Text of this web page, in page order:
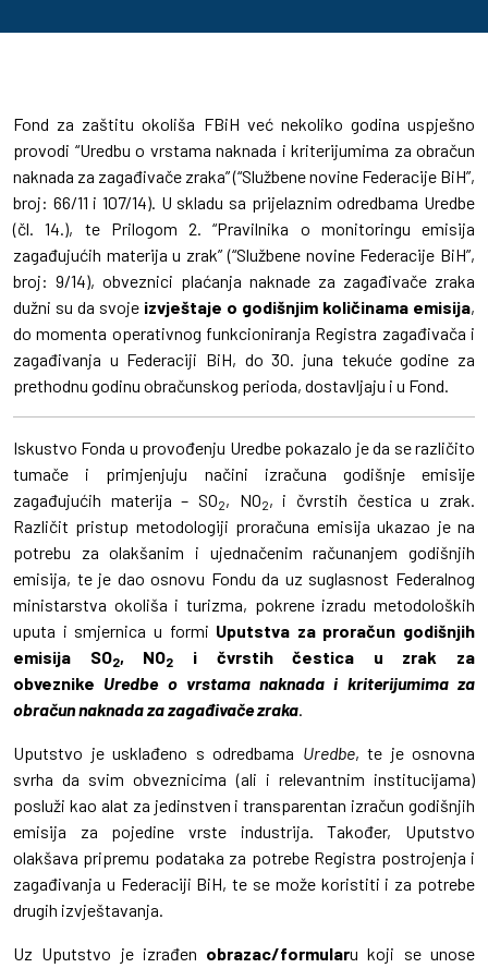
Fond za zaštitu okoliša FBiH već nekoliko godina uspješno
provodi “Uredbu o vrstama naknada i kriterijumima za obračun
naknada za zagađivače zraka” (“Službene novine Federacije BiH”,
broj: 66/11 i 107/14). U skladu sa prijelaznim odredbama Uredbe
(čl. 14.), te Prilogom 2. “Pravilnika o monitoringu emisija
zagađujućih materija u zrak” (“Službene novine Federacije BiH”,
broj: 9/14), obveznici plaćanja naknade za zagađivače zraka
dužni su da svoje izvještaje o godišnjim količinama emisija,
do momenta operativnog funkcioniranja Registra zagađivača i
zagađivanja u Federaciji BiH, do 30. juna tekuće godine za
prethodnu godinu obračunskog perioda, dostavljaju i u Fond.
Iskustvo Fonda u provođenju Uredbe pokazalo je da se različito
tumače i primjenjuju načini izračuna godišnje emisije
zagađujućih materija – SO2, NO2, i čvrstih čestica u zrak.
Različit pristup metodologiji proračuna emisija ukazao je na
potrebu za olakšanim i ujednačenim računanjem godišnjih
emisija, te je dao osnovu Fondu da uz suglasnost Federalnog
ministarstva okoliša i turizma, pokrene izradu metodoloških
uputa i smjernica u formi Uputstva za proračun godišnjih
emisija SO2, NO2
i čvrstih čestica u zrak za
obveznike Uredbe o vrstama naknada i kriterijumima za
obračun naknada za zagađivače zraka.
Uputstvo je usklađeno s odredbama Uredbe, te je osnovna
svrha da svim obveznicima (ali i relevantnim institucijama)
posluži kao alat za jedinstven i transparentan izračun godišnjih
emisija za pojedine vrste industrija. Također, Uputstvo
olakšava pripremu podataka za potrebe Registra postrojenja i
zagađivanja u Federaciji BiH, te se može koristiti i za potrebe
drugih izvještavanja.
Uz Uputstvo je izrađen obrazac/formularu koji se unose